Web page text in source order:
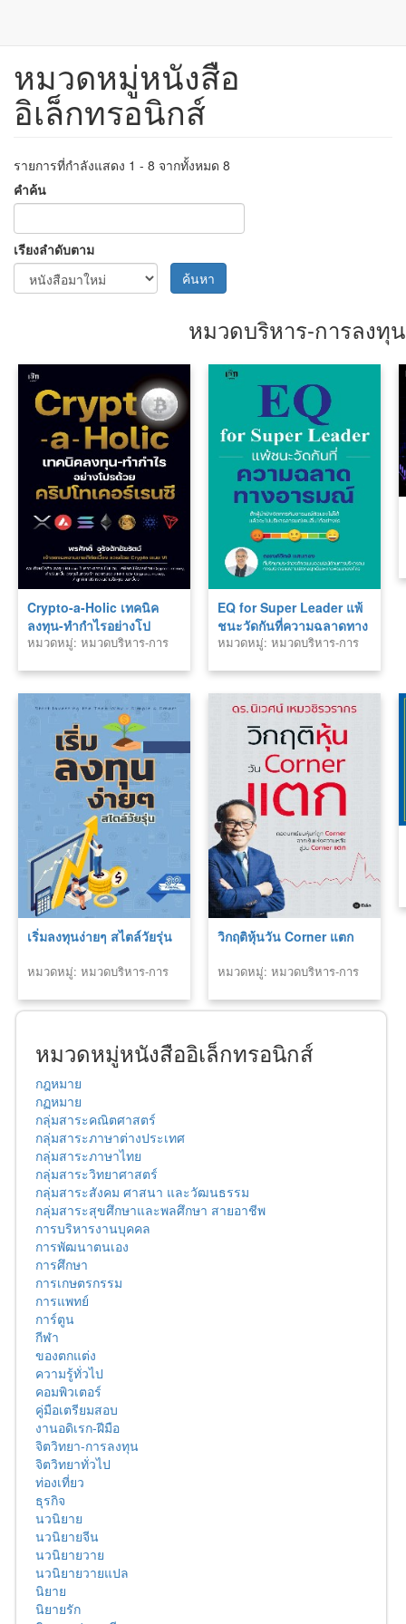
ข้าม
เนื้อหา
หมวดหมู่หนังสือ
อิเล็กทรอนิกส์
รายการที่กำลังแสดง 1 - 8 จากทั้งหมด 8
คำค้น
เรียงลำดับตาม
ค้นหา
หมวดบริหาร-การลงทุน
Crypto-a-Holic เทคนิค
ลงทุน-ทำกำไรอย่างโป
รด้วยคริปโทเคอร์เรนซี
หมวดหมู่: หมวดบริหาร-การ
EQ for Super Leader แพ้
ชนะวัดกันที่ความฉลาดทาง
อารมณ์
หมวดหมู่: หมวดบริหาร-การ
เริ่มลงทุนง่ายๆ สไตล์วัยรุ่น
หมวดหมู่: หมวดบริหาร-การ
วิกฤติหุ้นวัน Corner แตก
หมวดหมู่: หมวดบริหาร-การ
หมวดหมู่หนังสืออิเล็กทรอนิกส์
กฎหมาย
กฏหมาย
กลุ่มสาระคณิตศาสตร์
กลุ่มสาระภาษาต่างประเทศ
กลุ่มสาระภาษาไทย
กลุ่มสาระวิทยาศาสตร์
กลุ่มสาระสังคม ศาสนา และวัฒนธรรม
กลุ่มสาระสุขศึกษาและพลศึกษา สายอาชีพ
การบริหารงานบุคคล
การพัฒนาตนเอง
การศึกษา
การเกษตรกรรม
การแพทย์
การ์ตูน
กีฬา
ของตกแต่ง
ความรู้ทั่วไป
คอมพิวเตอร์
คู่มือเตรียมสอบ
งานอดิเรก-ฝีมือ
จิตวิทยา-การลงทุน
จิตวิทยาทั่วไป
ท่องเที่ยว
ธุรกิจ
นวนิยาย
นวนิยายจีน
นวนิยายวาย
นวนิยายวายแปล
นิยาย
นิยายรัก